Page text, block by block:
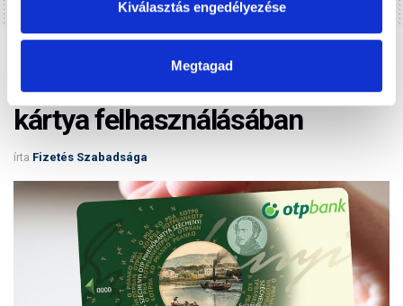
Kiválasztás engedélyezése
Megtagad
Óriási változás jön a SZÉP-
kártya felhasználásában
írta Fizetés Szabadsága